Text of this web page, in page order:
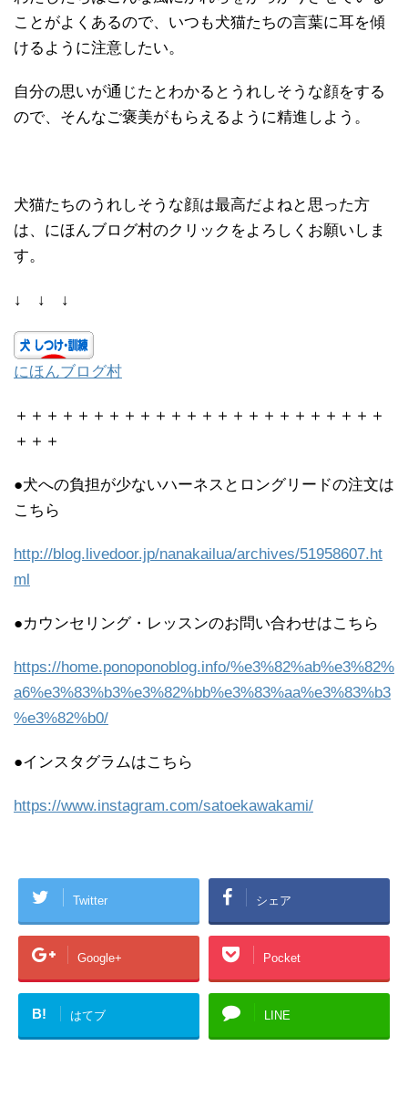
ことがよくあるので、いつも犬猫たちの言葉に耳を傾
けるように注意したい。
自分の思いが通じたとわかるとうれしそうな顔をする
ので、そんなご褒美がもらえるように精進しよう。
犬猫たちのうれしそうな顔は最高だよねと思った方
は、にほんブログ村のクリックをよろしくお願いしま
す。
↓ ↓ ↓
にほんブログ村
＋＋＋＋＋＋＋＋＋＋＋＋＋＋＋＋＋＋＋＋＋＋＋＋
＋＋＋
●犬への負担が少ないハーネスとロングリードの注文は
こちら
http://blog.livedoor.jp/nanakailua/archives/51958607.ht
ml
●カウンセリング・レッスンのお問い合わせはこちら
https://home.ponoponoblog.info/%e3%82%ab%e3%82%
a6%e3%83%b3%e3%82%bb%e3%83%aa%e3%83%b3
%e3%82%b0/
●インスタグラムはこちら
https://www.instagram.com/satoekawakami/
Twitter シェア
Google+ Pocket
B! はてブ LINE